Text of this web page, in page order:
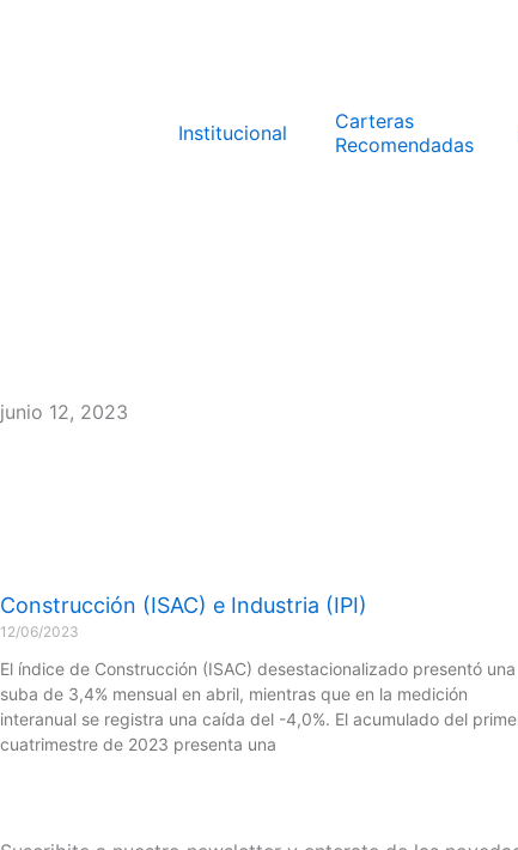
Institucional
Carteras
Recomendadas
junio 12, 2023
Construcción (ISAC) e Industria (IPI)
12/06/2023
El índice de Construcción (ISAC) desestacionalizado presentó una
suba de 3,4% mensual en abril, mientras que en la medición
interanual se registra una caída del -4,0%. El acumulado del
cuatrimestre de 2023 presenta una